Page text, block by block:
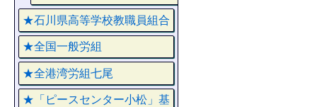
★石川県高等学校教職員組合
★全国一般労組
★全港湾労組七尾
★「ピースセンター小松」基